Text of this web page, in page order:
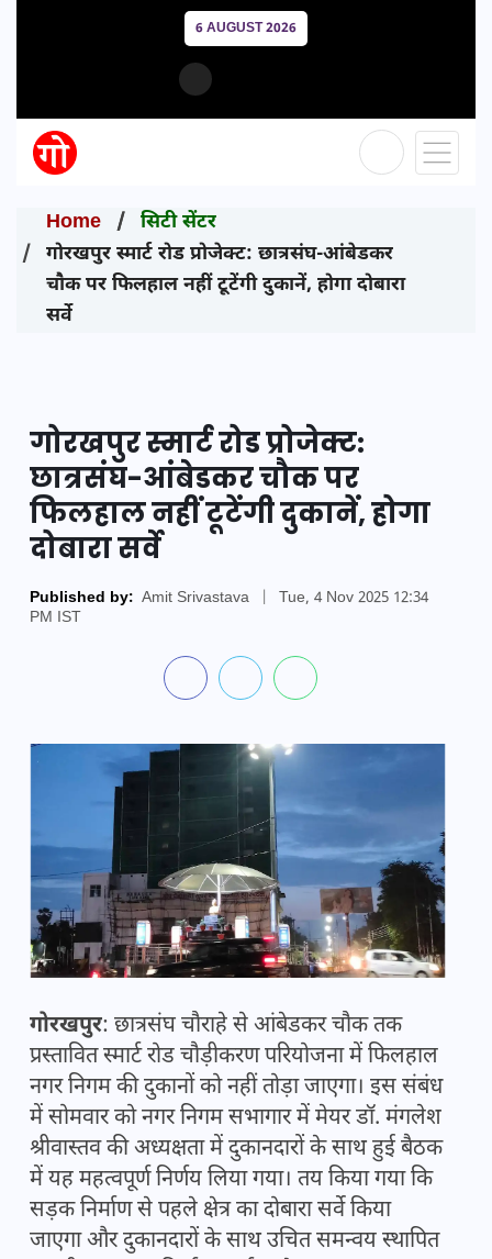
6 AUGUST 2026
Home
सिटी सेंटर
गोरखपुर स्मार्ट रोड प्रोजेक्ट: छात्रसंघ-आंबेडकर
चौक पर फिलहाल नहीं टूटेंगी दुकानें, होगा दोबारा
सर्वे
गोरखपुर स्मार्ट रोड प्रोजेक्ट:
छात्रसंघ-आंबेडकर चौक पर
फिलहाल नहीं टूटेंगी दुकानें, होगा
दोबारा सर्वे
Published by: Amit Srivastava
Tue, 4 Nov 2025 12:34
PM IST
गोरखपुर: छात्रसंघ चौराहे से आंबेडकर चौक तक
प्रस्तावित स्मार्ट रोड चौड़ीकरण परियोजना में फिलहाल
नगर निगम की दुकानों को नहीं तोड़ा जाएगा। इस संबंध
में सोमवार को नगर निगम सभागार में मेयर डॉ. मंगलेश
श्रीवास्तव की अध्यक्षता में दुकानदारों के साथ हुई बैठक
में यह महत्वपूर्ण निर्णय लिया गया। तय किया गया कि
सड़क निर्माण से पहले क्षेत्र का दोबारा सर्वे किया
जाएगा और दुकानदारों के साथ उचित समन्वय स्थापित